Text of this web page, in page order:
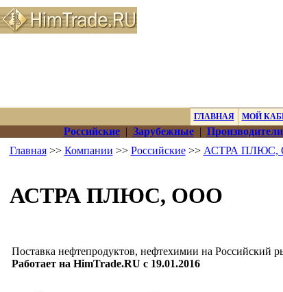
ГЛАВНАЯ МОЙ
Российские| Зарубежные|
Главная>> Компании >> Российские>> АСТРА ПЛЮС,
АСТРА ПЛЮС, ООО
Поставка нефтепродуктов, нефтехимии на Российский
Работает на HimTrade.RU с 19.01.2016